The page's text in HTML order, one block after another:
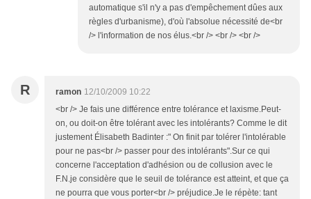
automatique s'il n'y a pas d'empêchement dûes aux
règles d'urbanisme), d'où l'absolue nécessité de<br
/> l'information de nos élus.<br /> <br /> <br />
R ramon 12/10/2009 10:22
<br /> Je fais une différence entre tolérance et laxisme.Peut-
on, ou doit-on être tolérant avec les intolérants? Comme le dit
justement Élisabeth Badinter :" On finit par tolérer l'intolérable
pour ne pas<br /> passer pour des intolérants".Sur ce qui
concerne l'acceptation d'adhésion ou de collusion avec le
F.N.je considère que le seuil de tolérance est atteint, et que ça
ne pourra que vous porter<br /> préjudice.Je le répète: tant